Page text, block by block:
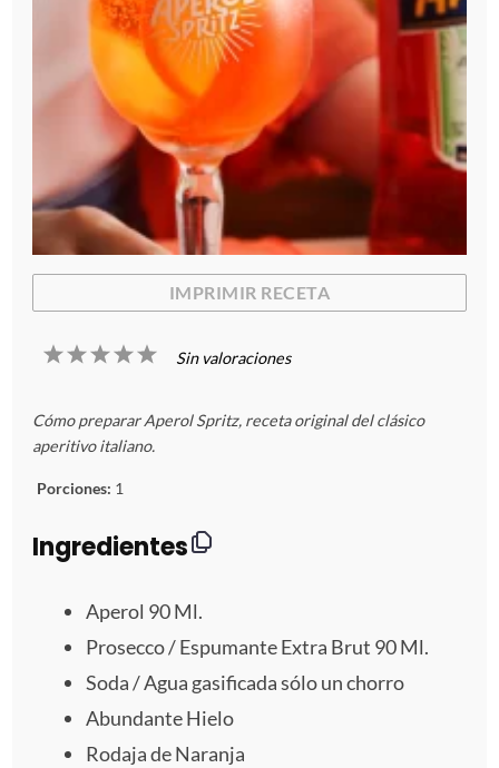
IMPRIMIR RECETA
5
r
e
l
l
a
4
s
r
e
l
l
a
3
s
t
r
l
l
a
2
s
t
r
e
l
l
a
1
s
t
r
l
l
a
Sin valoraciones
Cómo preparar Aperol Spritz, receta original del clásico
aperitivo italiano.
Porciones: 1
Ingredientes
Aperol 90Ml.
Prosecco / Espumante Extra Brut 90 Ml.
Soda / Agua gasificada sólo un chorro
Abundante Hielo
Rodaja de Naranja